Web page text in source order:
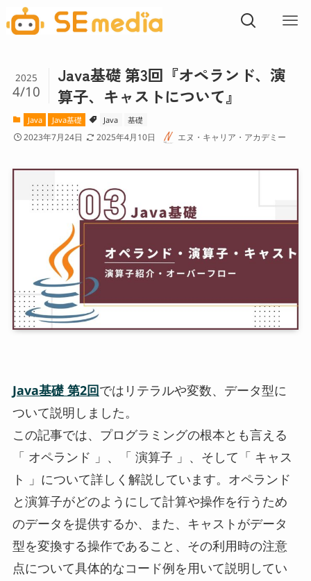
Java基礎 第3回『オペランド、演
算子、キャストについて』
2025
4/10
Java Java基礎 Java 基礎
2023年7月24日 2025年4月10日 エヌ・キャリア・アカデミー
Java基礎 第2回ではリテラルや変数、データ型に
ついて説明しました。
この記事では、プログラミングの根本とも言える
「 オペランド 」、「 演算子 」、そして「 キャス
ト 」について詳しく解説しています。オペランド
と演算子がどのようにして計算や操作を行うため
のデータを提供するか、また、キャストがデータ
型を変換する操作であること、その利用時の注意
点について具体的なコード例を用いて説明してい